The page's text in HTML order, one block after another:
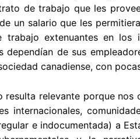
de trabajo que les
un salario que les
trabajo extenuantes en los
dependían de sus
canadiense, con
resulta relevante porque
internacionales,
e indocumentada) a